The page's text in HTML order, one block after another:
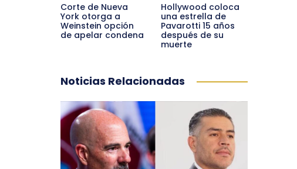
Corte de Nueva
York otorga a
Weinstein opción
de apelar condena
Hollywood coloca
una estrella de
Pavarotti 15 años
después de su
muerte
Noticias Relacionadas